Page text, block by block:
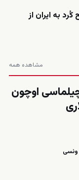
به ایران از
مشاهده همه
۶۰ گونلوک آچیلماسی اوچون
ونسی